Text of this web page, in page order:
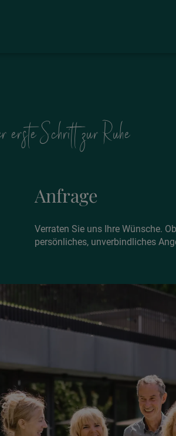
Schritt zur Ruhe
Anfrage
Verraten Sie uns Ihre Wünsche.
persönliches, unverbindliches